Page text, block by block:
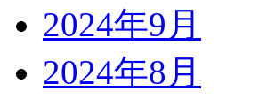
2024年9月
2024年8月